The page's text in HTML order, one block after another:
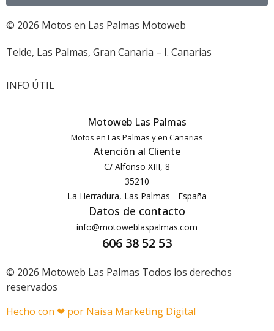
© 2026 Motos en Las Palmas Motoweb
Telde, Las Palmas, Gran Canaria – I. Canarias
INFO ÚTIL
Motoweb Las Palmas
Motos en Las Palmas y en Canarias
Atención al Cliente
C/ Alfonso XIII, 8
35210
La Herradura, Las Palmas - España
Datos de contacto
info@motoweblaspalmas.com
606 38 52 53
© 2026 Motoweb Las Palmas Todos los derechos
reservados
Hecho con ❤ por Naisa Marketing Digital